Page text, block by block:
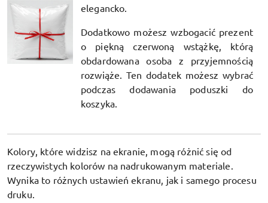
elegancko.
Dodatkowo możesz wzbogacić prezent
o piękną czerwoną wstążkę, którą
obdardowana osoba z przyjemnością
rozwiąże. Ten dodatek możesz wybrać
podczas dodawania poduszki do
koszyka.
Kolory, które widzisz na ekranie, mogą różnić się od
rzeczywistych kolorów na nadrukowanym materiale.
Wynika to różnych ustawień ekranu, jak i samego procesu
druku.